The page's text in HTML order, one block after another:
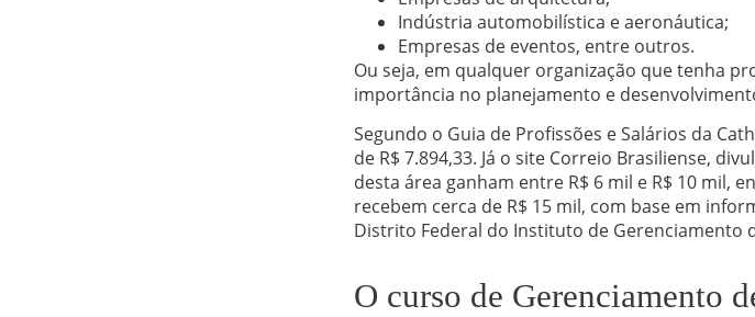
Indústria automobilística e aeronáutica;
Empresas de eventos, entre outros.
Ou seja, em qualquer organização que tenha
importância no planejamento e
Segundo o Guia de Profissões e Salários da
de R$ 7.894,33. Já o site Correio Brasiliense,
desta área ganham entre R$ 6 mil e R$ 10 mil,
recebem cerca de R$ 15 mil, com base em
Distrito Federal do Instituto de Gerenciamento
O curso de Gerenciamento